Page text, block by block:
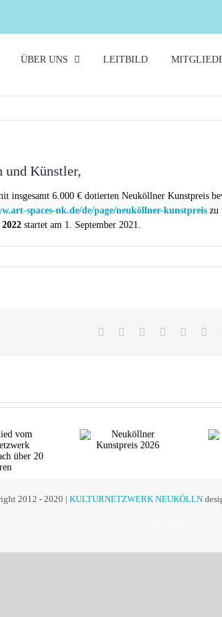
ÜBER UNS LEITBILD
und Künstler,
insgesamt 6.000 € dotierten Neuköllner Kunstpreis
spaces-nk.de/de/page/neuköllner-kunstpreis zu
startet am 1. September 2021.
Facebook Reddit LinkedIn
Kunstpreis
2026
Fördernews
im Juli 2026
2012 - 2020 | KULTURNETZWERK NEUKÖLLN